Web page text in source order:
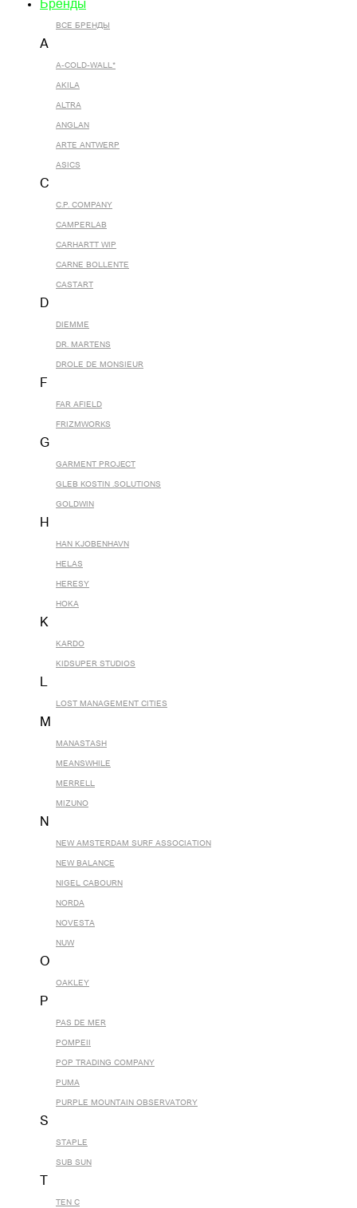
Бренды
ВСЕ БРЕНДЫ
A
A-COLD-WALL*
AKILA
ALTRA
ANGLAN
ARTE ANTWERP
ASICS
C
C.P. COMPANY
CAMPERLAB
CARHARTT WIP
CARNE BOLLENTE
CASTART
D
DIEMME
DR. MARTENS
DROLE DE MONSIEUR
F
FAR AFIELD
FRIZMWORKS
G
GARMENT PROJECT
GLEB KOSTIN .SOLUTIONS
GOLDWIN
H
HAN KJOBENHAVN
HELAS
HERESY
HOKA
K
KARDO
KIDSUPER STUDIOS
L
LOST MANAGEMENT CITIES
M
MANASTASH
MEANSWHILE
MERRELL
MIZUNO
N
NEW AMSTERDAM SURF ASSOCIATION
NEW BALANCE
NIGEL CABOURN
NORDA
NOVESTA
NUW
O
OAKLEY
P
PAS DE MER
POMPEII
POP TRADING COMPANY
PUMA
PURPLE MOUNTAIN OBSERVATORY
S
STAPLE
SUB SUN
TEN C